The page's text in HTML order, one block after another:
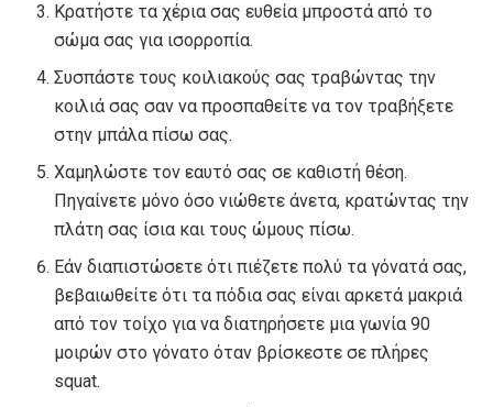
Κρατήστε τα χέρια σας ευθεία μπροστά από το
σώμα σας για ισορροπία.
Συσπάστε τους κοιλιακούς σας τραβώντας την
κοιλιά σας σαν να προσπαθείτε να τον τραβήξετε
στην μπάλα πίσω σας.
Χαμηλώστε τον εαυτό σας σε καθιστή θέση.
Πηγαίνετε μόνο όσο νιώθετε άνετα, κρατώντας την
πλάτη σας ίσια και τους ώμους πίσω.
Εάν διαπιστώσετε ότι πιέζετε πολύ τα γόνατά σας,
βεβαιωθείτε ότι τα πόδια σας είναι αρκετά μακριά
από τον τοίχο για να διατηρήσετε μια γωνία 90
μοιρών στο γόνατο όταν βρίσκεστε σε πλήρες
squat.